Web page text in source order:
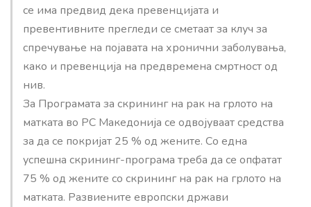
се има предвид дека превенцијата и
превентивните прегледи се сметаат за клуч за
спречување на појавата на хронични заболувања,
како и превенција на предвремена смртност од
нив.
За Програмата за скрининг на рак на грлото на
матката во РС Македонија се одвојуваат средства
за да се покријат 25 % од жените. Со една
успешна скрининг-програма треба да се опфатат
75 % од жените со скрининг на рак на грлото на
матката. Развиените европски држави